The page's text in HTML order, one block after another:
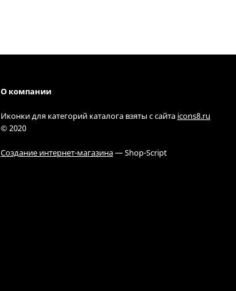
О компании
Иконки для категорий каталога взяты с сайта icons8.ru
© 2020
Создание интернет-магазина— Shop-Script